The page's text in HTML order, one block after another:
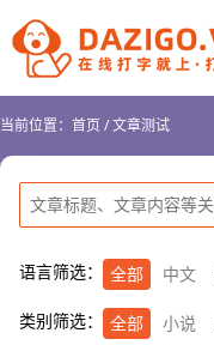
当前位置： 首页/文章测试
语言筛选： 全部 中文
类别筛选： 全部 小说